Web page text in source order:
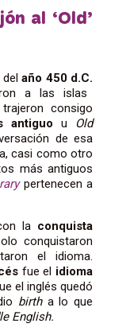
al ‘Old’
delaño 450 d.C.
a las islas
consigo
antiguo u
Old
de esa
casi como otro
más antiguos
pertenecen a
la conquista
conquistaron
el idioma.
fue el idioma
el inglés quedó
birth a lo que
English.